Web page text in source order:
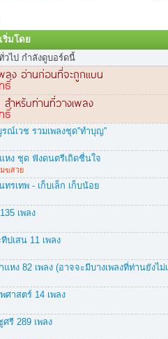
เริ่มโดย
ไป กำลังดูบอร์ดนี้
ลง อ่านก่อนที่จะถูกแบน
ธิ์
ำหรับท่านที่วางเพลง
ธิ์
ณ์เวช รวมเพลงชุด''ทำบุญ''
หง ชุด ฟังดนตรีเถิดชื่นใจ
ฆสวย
รเทพ - เก็บเล็ก เก็บน้อย
เพลง
ปเสน 11 เพลง
แหง 82 เพลง (อาจจะมีบางเพลงที่ท่านยังไม่
ศาสตร์ 14 เพลง
รี 289 เพลง